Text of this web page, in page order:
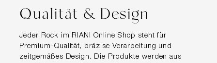
Qualität & Design
Jeder Rock im RIANI Online Shop steht für
Premium-Qualität, präzise Verarbeitung und
zeitgemäßes Design. Die Produkte werden aus